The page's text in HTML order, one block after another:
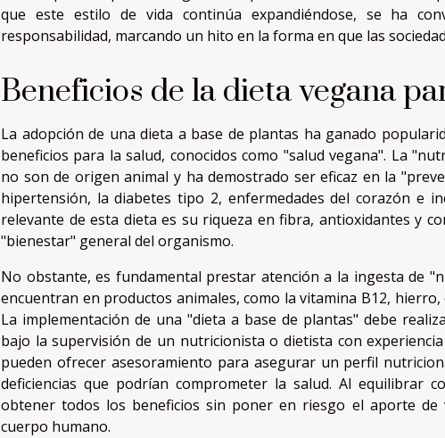
que este estilo de vida continúa expandiéndose, se ha
responsabilidad, marcando un hito en la forma en que las
Beneficios de la dieta vegana
La adopción de una dieta a base de plantas ha ganado
beneficios para la salud, conocidos como "salud vegana". La
no son de origen animal y ha demostrado ser eficaz en la
hipertensión, la diabetes tipo 2, enfermedades del corazón e
relevante de esta dieta es su riqueza en fibra, antioxidantes y
"bienestar" general del organismo.
No obstante, es fundamental prestar atención a la ingesta de
encuentran en productos animales, como la vitamina B12,
La implementación de una "dieta a base de plantas" debe
bajo la supervisión de un nutricionista o dietista con
pueden ofrecer asesoramiento para asegurar un perfil
deficiencias que podrían comprometer la salud. Al equilibrar
obtener todos los beneficios sin poner en riesgo el aporte de
cuerpo humano.